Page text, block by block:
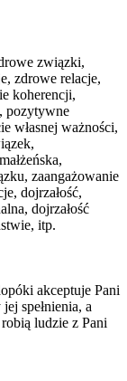
związki,
zdrowe relacje,
koherencji,
pozytywne
własnej ważności,
zaangażowanie
dojrzałość,
dojrzałość
itp.
akceptuje Pani
spełnienia, a
ludzie z Pani